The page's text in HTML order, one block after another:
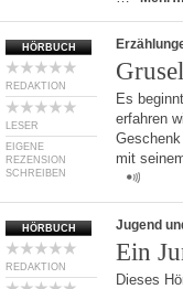
HÖRBUCH
REDAKTION
LESER
EIGENE
REZENSION
SCHREIBEN
Es
erfahren
mit
HÖRBUCH
REDAKTION
Jugend
Ein
Dieses